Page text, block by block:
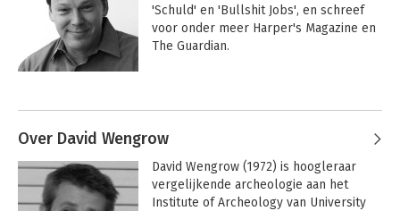
'Schuld' en 'Bullshit Jobs', en schreef
voor onder meer Harper's Magazine en
The Guardian.
afronden van 'Het begin van alles'.
Over David Wengrow
David Wengrow (1972) is hoogleraar
vergelijkende archeologie aan het
Institute of Archeology van University